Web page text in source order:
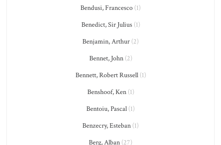
Bendusi, Francesco (1)
Benedict, Sir Julius(1)
Benjamin, Arthur (2)
Bennet, John(2)
Bennett, Robert Russell(1)
Benshoof, Ken(1)
Bentoiu, Pascal (1)
Benzecry, Esteban (1)
Berg, Alban (27)